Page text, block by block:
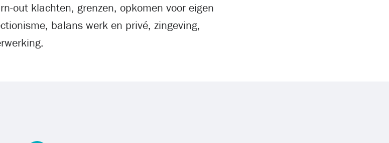
out klachten, grenzen, opkomen voor eigen
balans werk en privé, zingeving,